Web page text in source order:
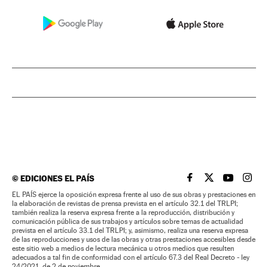
©EDICIONES EL PAÍS EL PAÍS BRASIL EN
EL PAÍSEL PAÍS
EL
EL PAÍS ejerce la oposición expresa frente al uso de sus obras y prestaciones en
la elaboración de revistas de prensa prevista en el artículo 32.1 del TRLPI;
también realiza la reserva expresa frente a la reproducción, distribución y
comunicación pública de sus trabajos y artículos sobre temas de actualidad
prevista en el artículo 33.1 del TRLPI; y, asimismo, realiza una reserva expresa
de las reproducciones y usos de las obras y otras prestaciones accesibles desde
este sitio web a medios de lectura mecánica u otros medios que resulten
adecuados a tal fin de conformidad con el artículo 67.3 del Real Decreto - ley